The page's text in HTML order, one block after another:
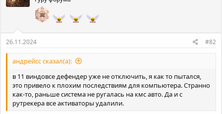
и
26.11.2024 #82
андрейcc сказал(а):
в 11 виндовсе дефендер уже не отключить, я как то пытался,
это привело к плохим последствиям для компьютера. Странно
как-то, раньше система не ругалась на кмс авто. Да и с
рутрекера все активаторы удалили.